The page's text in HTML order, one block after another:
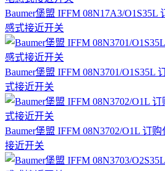
Baumer堡盟 IFFM 08N17A3/O1S35L
感式接近开关
Baumer堡盟 IFFM 08N3701/O1S35L
式接近开关
Baumer堡盟 IFFM 08N3702/O1L 订
接近开关